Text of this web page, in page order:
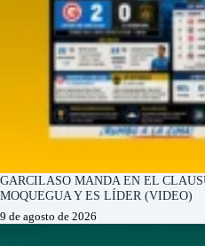
GARCILASO MANDA EN EL
MOQUEGUA Y ES LÍDER (VIDEO)
9 de agosto de 2026